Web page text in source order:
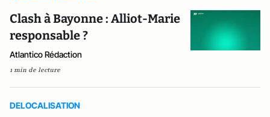
Clash à Bayonne : Alliot-Marie
responsable ?
Atlantico Rédaction
1 min de lecture
DELOCALISATION